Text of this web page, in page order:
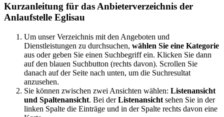
Kurzanleitung für das Anbieterverzeichnis der
Anlaufstelle Eglisau
Um unser Verzeichnis mit den Angeboten und
Dienstleistungen zu durchsuchen, wählen Sie eine Kategorie
aus oder geben Sie einen Suchbegriff ein. Klicken Sie dann
auf den blauen Suchbutton (rechts davon). Scrollen Sie
danach auf der Seite nach unten, um die Suchresultat
anzusehen.
Sie können zwischen zwei Ansichten wählen: Listenansicht
und Spaltenansicht. Bei derListenansicht sehen Sie in der
linken Spalte die Einträge und in der Spalte rechts davon eine